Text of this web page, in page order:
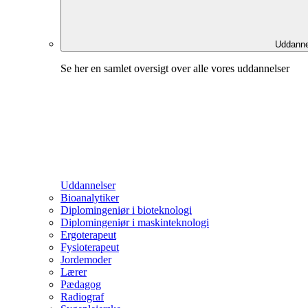
Se her en samlet oversigt over alle vores uddannelser
Uddannelser
Bioanalytiker
Diplomingeniør i bioteknologi
Diplomingeniør i maskinteknologi
Ergoterapeut
Fysioterapeut
Jordemoder
Lærer
Pædagog
Radiograf